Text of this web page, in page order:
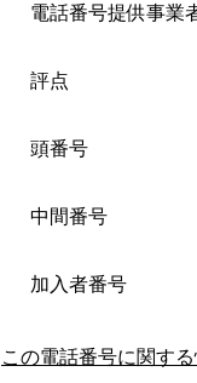
電話番号提供事業
評点
頭番号
中間番号
加入者番号
この電話番号に関す